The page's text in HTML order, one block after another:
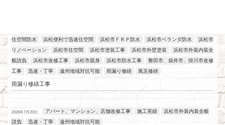
住空間防水
浜松便利で迅速住空間 浜松市ＦＲＰ防水 浜松市ベランダ防水
浜松市
リノベーション
浜松市住空間 浜松市塗装工事 浜松市外壁塗装
浜松市外装内装全
般請負
浜松市改修工事 浜松市親身 浜松市防水工事
磐田市、袋井市、掛川市改修
工事
迅速・丁寧 遠州地域対抗可能 雨漏り修繕 風災修繕
雨漏り修繕工事
2026年7月20日 アパート、マンション、店舗改修工事 施工実績
浜松市外装内装全般
請負
迅速・丁寧 遠州地域対抗可能